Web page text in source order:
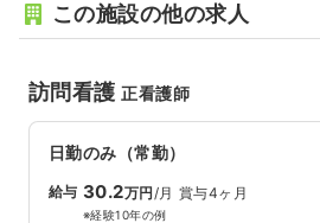
この施設の他の求人
訪問看護正看護師
日勤のみ（常勤）
給与 30.2万円/月 賞与4ヶ月
※経験10年の例